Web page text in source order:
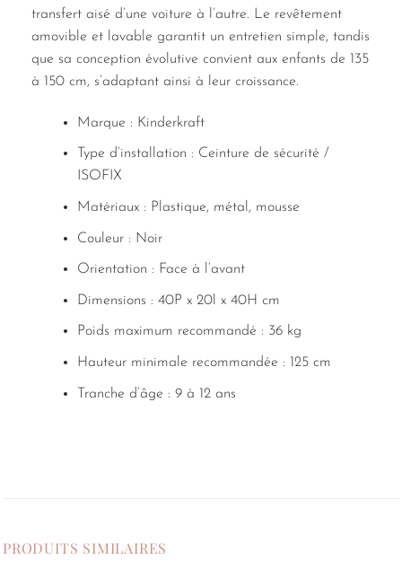
transfert aisé d’une voiture à l’autre. Le revêtement
amovible et lavable garantit un entretien simple, tandis
que sa conception évolutive convient aux enfants de 135
à 150 cm, s’adaptant ainsi à leur croissance.
Marque : Kinderkraft
Type d’installation : Ceinture de sécurité /
ISOFIX
Matériaux : Plastique, métal, mousse
Couleur : Noir
Orientation : Face à l’avant
Dimensions : 40P x 20l x 40H cm
Poids maximum recommandé : 36 kg
Hauteur minimale recommandée : 125 cm
Tranche d’âge : 9 à 12 ans
PRODUITS SIMILAIRES